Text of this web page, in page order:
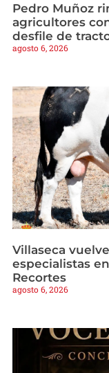
Pedro Muñoz
agricultores
desfile de
agosto 6, 2026
Villaseca
especialistas
Recortes
agosto 6, 2026